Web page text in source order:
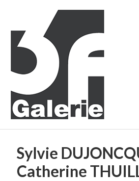
Sylvie
Catherine